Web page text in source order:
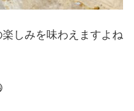
しみを味わえますよね